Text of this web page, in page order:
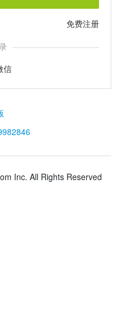
免费注册
信
Inc. All Rights Reserved